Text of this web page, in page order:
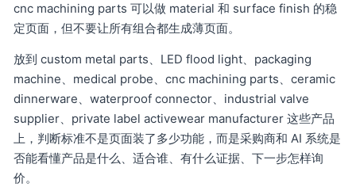
cnc machining parts 可以做 material 和 surface finish 的稳
定页面，但不要让所有组合都生成薄页面。
放到 custom metal parts、LED flood light、packaging
machine、medical probe、cnc machining parts、ceramic
dinnerware、waterproof connector、industrial valve
supplier、private label activewear manufacturer 这些产品
上，判断标准不是页面装了多少功能，而是采购商和 AI 系统是
否能看懂产品是什么、适合谁、有什么证据、下一步怎样询
价。